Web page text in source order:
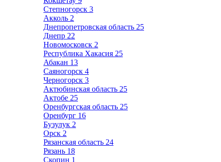
Степногорск 3
Акколь 2
Днепропетровская область 25
Днепр 22
Новомосковск 2
Республика Хакасия 25
Абакан 13
Саяногорск 4
Черногорск 3
Актюбинская область 25
Актобе 25
Оренбургская область 25
Оренбург 16
Бузулук 2
Орск 2
Рязанская область 24
Рязань 18
Скопин 1